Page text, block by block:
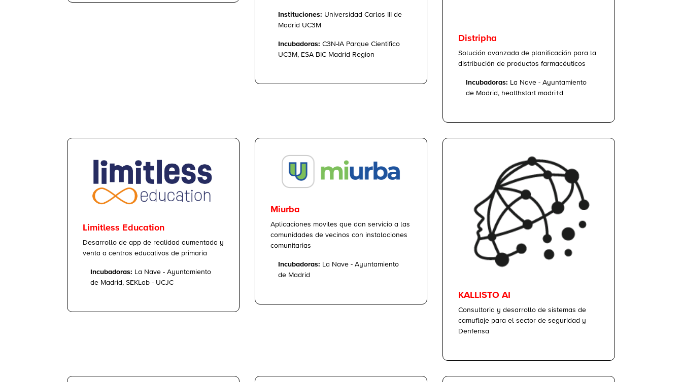
Instituciones: Universidad Carlos III de
Madrid UC3M
Incubadoras: C3N-IA Parque Cientifico
UC3M, ESA BIC Madrid Region
Distripha
Solución avanzada de planificación para la
distribución de productos farmacéuticos
Incubadoras: La Nave - Ayuntamiento
de Madrid, healthstart madri+d
Limitless Education
Desarrollo de app de realidad aumentada y
venta a centros educativos de primaria
Incubadoras: La Nave - Ayuntamiento
de Madrid, SEKLab - UCJC
Miurba
Aplicaciones moviles que dan servicio a las
comunidades de vecinos con instalaciones
comunitarias
Incubadoras: La Nave - Ayuntamiento
de Madrid
KALLISTO AI
Consultoria y desarrollo de sistemas de
camuflaje para el sector de seguridad y
Denfensa